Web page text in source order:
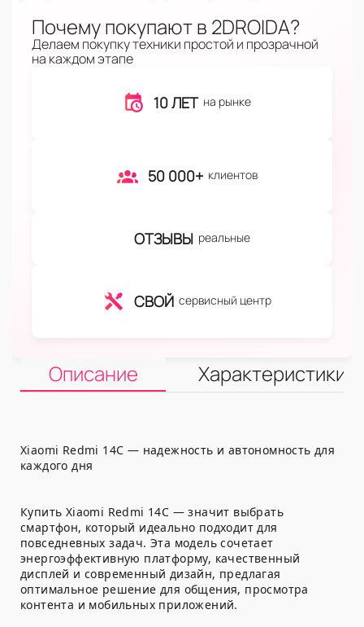
Почему покупают в 2DROIDA?
Делаем покупку техники простой и прозрачной
на каждом этапе
10 ЛЕТ на рынке
50 000+ клиентов
ОТЗЫВЫ реальные
СВОЙ сервисный центр
Описание Характеристики
Xiaomi Redmi 14C — надежность и автономность для
каждого дня
Купить Xiaomi Redmi 14C — значит выбрать
смартфон, который идеально подходит для
повседневных задач. Эта модель сочетает
энергоэффективную платформу, качественный
дисплей и современный дизайн, предлагая
оптимальное решение для общения, просмотра
контента и мобильных приложений.